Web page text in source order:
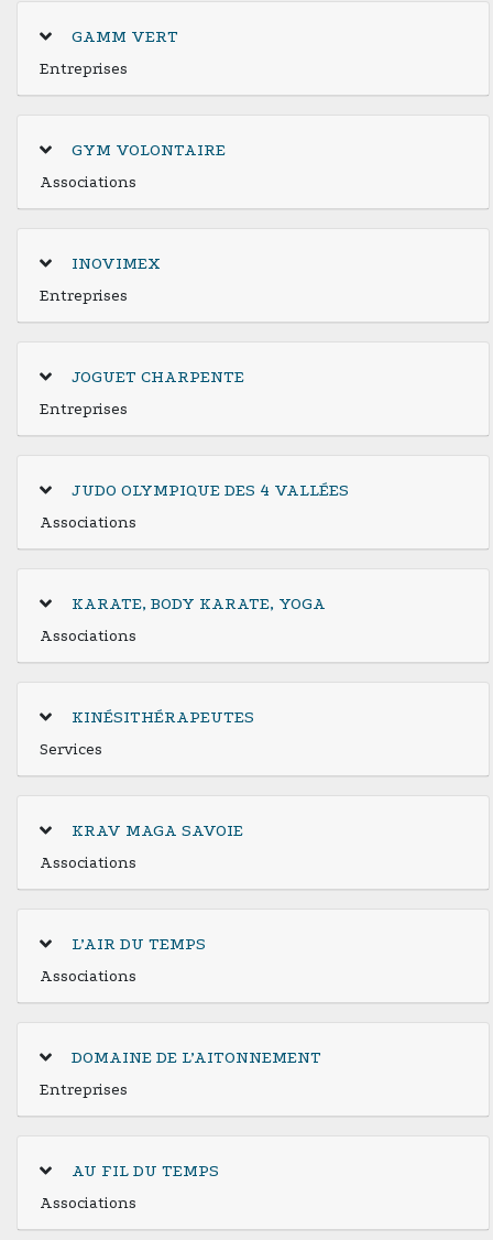
GAMM VERT
Entreprises
GYM VOLONTAIRE
Associations
INOVIMEX
Entreprises
JOGUET CHARPENTE
Entreprises
JUDO OLYMPIQUE DES 4 VALLÉES
Associations
KARATE, BODY KARATE, YOGA
Associations
KINÉSITHÉRAPEUTES
Services
KRAV MAGA SAVOIE
Associations
L’AIR DU TEMPS
Associations
DOMAINE DE L’AITONNEMENT
Entreprises
AU FIL DU TEMPS
Associations